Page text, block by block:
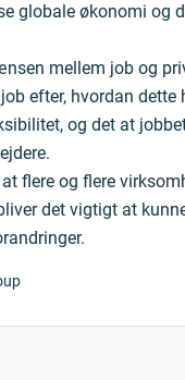
globale økonomi og
mellem job og
efter, hvordan dette
og det at
flere og flere
det vigtigt at